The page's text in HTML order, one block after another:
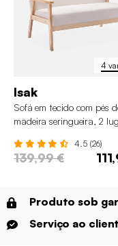
4
Isak
Sofá em tecido com pés
madeira seringueira, 2
4.5 (26)
139,99 €
Produto sob
Serviço ao